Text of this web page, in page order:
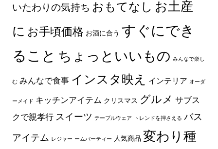
いたわりの気持ち おもてなし お土産
に お手頃価格 お酒に合う すぐにでき
ること ちょっといいもの みんなで楽し
む みんなで食事 インスタ映え インテリア オーダ
ーメイド キッチンアイテム クリスマス グルメ サブス
クで親孝行 スイーツ テーブルウェア トレンドを押さえる バス
アイテム レジャー ームパーティー 人気商品 変わり種